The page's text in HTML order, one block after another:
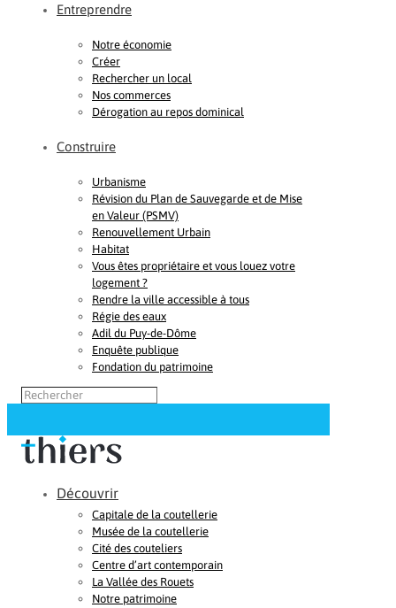
Entreprendre
Notre économie
Créer
Rechercher un local
Nos commerces
Dérogation au repos dominical
Construire
Urbanisme
Révision du Plan de Sauvegarde et de Mise
en Valeur (PSMV)
Renouvellement Urbain
Habitat
Vous êtes propriétaire et vous louez votre
logement ?
Rendre la ville accessible à tous
Régie des eaux
Adil du Puy-de-Dôme
Enquête publique
Fondation du patrimoine
Découvrir
Capitale de la coutellerie
Musée de la coutellerie
Cité des couteliers
Centre d’art contemporain
La Vallée des Rouets
Notre patrimoine